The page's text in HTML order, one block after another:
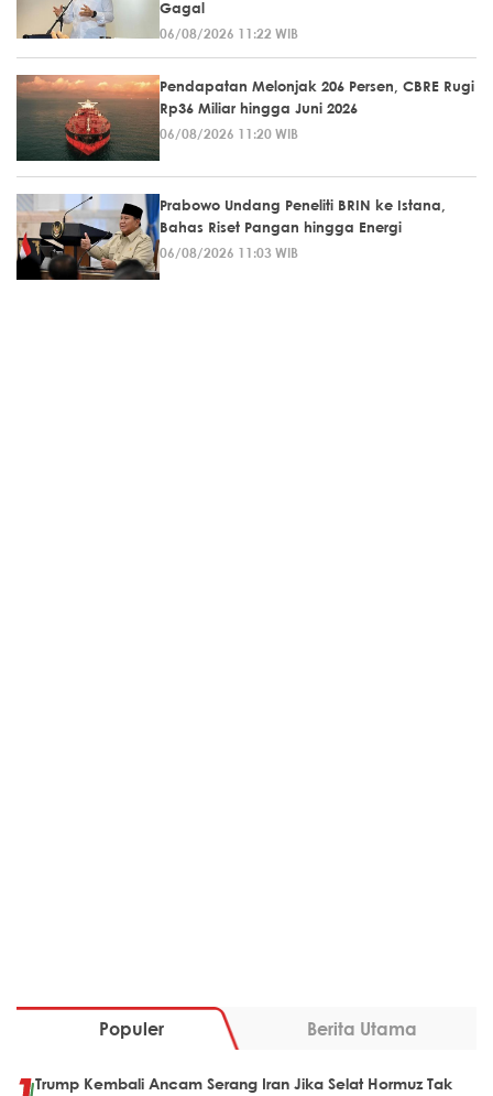
Gagal
06/08/2026 11:22 WIB
Pendapatan Melonjak 206 Persen, CBRE Rugi
Rp36 Miliar hingga Juni 2026
06/08/2026 11:20 WIB
Prabowo Undang Peneliti BRIN ke Istana,
Bahas Riset Pangan hingga Energi
06/08/2026 11:03 WIB
Populer Berita Utama
Trump Kembali Ancam Serang Iran Jika Selat Hormuz Tak